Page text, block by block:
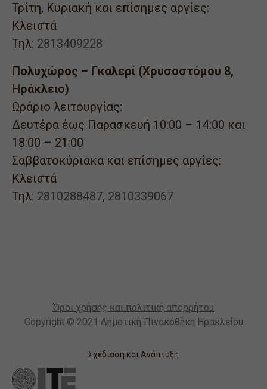
Τρίτη, Κυριακή και επίσημες αργίες:
Κλειστά
Τηλ: 2813409228
Πολυχώρος – Γκαλερί (Χρυσοστόμου 8,
Ηράκλειο)
Ωράριο λειτουργίας:
Δευτέρα έως Παρασκευή 10:00 – 14:00 και
18:00 – 21:00
Σαββατοκύριακα και επίσημες αργίες:
Κλειστά
Τηλ: 2810288487, 2810339067
Όροι χρήσης και πολιτική απορρήτου
Copyright © 2021 Δημοτική Πινακοθήκη Ηρακλείου
Σχεδίαση και Ανάπτυξη